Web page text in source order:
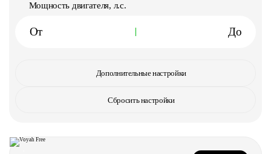
Мощность двигателя, л.с.
Дополнительные настройки
Сбросить настройки